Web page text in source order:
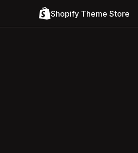
Shopify Theme Store